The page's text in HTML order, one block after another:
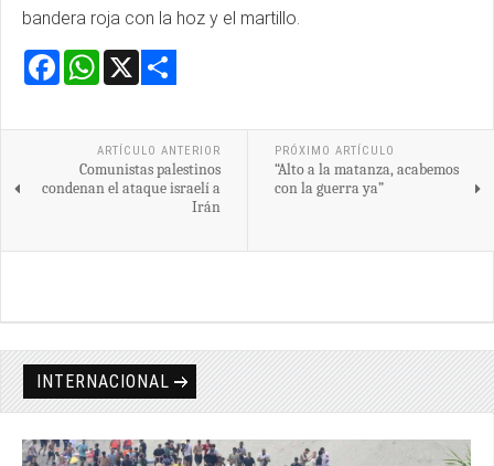
bandera roja con la hoz y el martillo.
Facebook
WhatsApp
ARTÍCULO ANTERIOR
Comunistas palestinos
condenan el ataque israelí a
Irán
PRÓXIMO ARTÍCULO
“Alto a la matanza, acabemos
con la guerra ya”
INTERNACIONAL